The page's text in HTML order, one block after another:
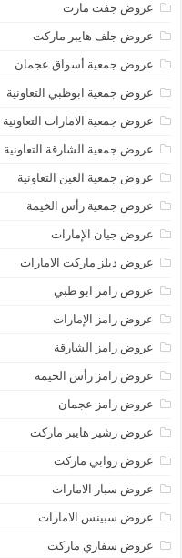
عروض جفت مارت
عروض جلف هايبر ماركت
عروض جمعية أسواق عجمان
عروض جمعية ابوظبي التعاونية
عروض جمعية الامارات التعاونية
عروض جمعية الشارقة التعاونية
عروض جمعية العين التعاونية
عروض جمعية رأس الخيمة
عروض جيان الإمارات
عروض ديلز ماركت الامارات
عروض رامز ابو ظبي
عروض رامز الإمارات
عروض رامز الشارقة
عروض رامز رأس الخيمة
عروض رامز عجمان
عروض رشيز هايبر ماركت
عروض روابي ماركت
عروض سبار الامارات
عروض سبينس الامارات
عروض سفاري ماركت